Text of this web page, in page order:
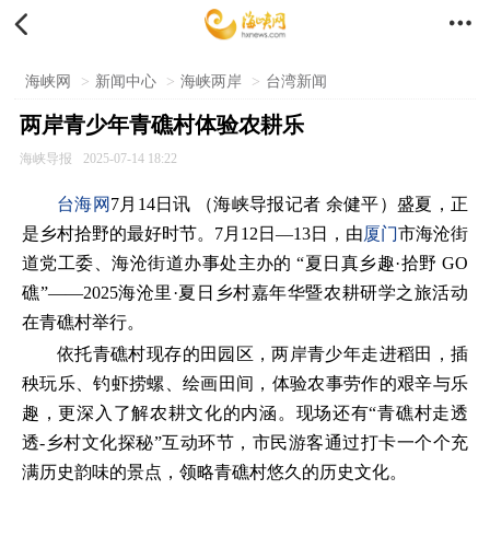
 
海峡网 > 新闻中心 > 海峡两岸 > 台湾新闻
两岸青少年青礁村体验农耕乐
海峡导报 2025-07-14 18:22
台海网 7月14日讯 （海峡导报记者 余健平）盛夏，正
是乡村拾野的最好时节。7月12日—13日，由厦门市海沧街
道党工委、海沧街道办事处主办的 “夏日真乡趣·拾野 GO
礁”——2025海沧里·夏日乡村嘉年华暨农耕研学之旅活动
在青礁村举行。
依托青礁村现存的田园区，两岸青少年走进稻田，插
秧玩乐、钓虾捞螺、绘画田间，体验农事劳作的艰辛与乐
趣，更深入了解农耕文化的内涵。现场还有“青礁村走透
透-乡村文化探秘”互动环节，市民游客通过打卡一个个充
满历史韵味的景点，领略青礁村悠久的历史文化。